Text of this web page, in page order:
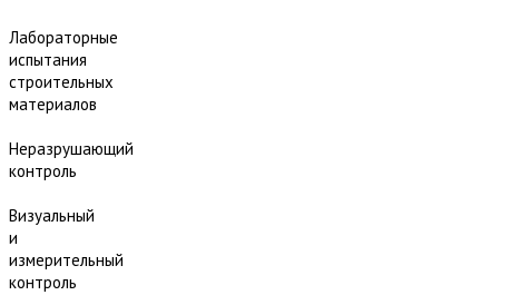
Лабораторные
испытания
строительных
материалов
Неразрушающий
контроль
Визуальный
и
измерительный
контроль